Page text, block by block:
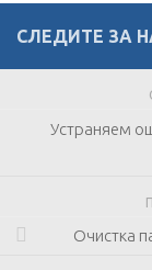
СЛЕДИТЕ ЗА
Устраняем
Очистка